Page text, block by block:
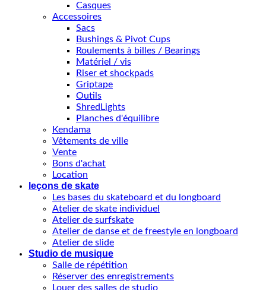
Casques
Accessoires
Sacs
Bushings & Pivot Cups
Roulements à billes / Bearings
Matériel / vis
Riser et shockpads
Griptape
Outils
ShredLights
Planches d'équilibre
Kendama
Vêtements de ville
Vente
Bons d'achat
Location
leçons de skate
Les bases du skateboard et du longboard
Atelier de skate individuel
Atelier de surfskate
Atelier de danse et de freestyle en longboard
Atelier de slide
Studio de musique
Salle de répétition
Réserver des enregistrements
Louer des salles de studio